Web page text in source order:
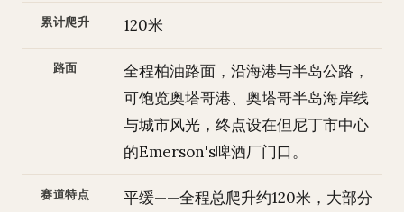
累计爬升 120米
路面
全程柏油路面，沿海港与半岛公路，
可饱览奥塔哥港、奥塔哥半岛海岸线
与城市风光，终点设在但尼丁市中心
的Emerson's啤酒厂门口。
赛道特点
平缓——全程总爬升约120米，大部分